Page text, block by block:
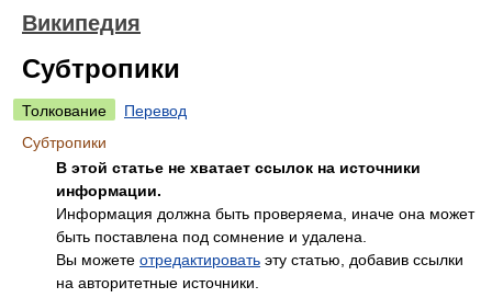
Википедия
Субтропики
Толкование
Перевод
Субтропики
В этой статье не хватает ссылок на источники
информации.
Информация должна быть проверяема, иначе она может
быть поставлена под сомнение и удалена.
Вы можете отредактировать эту статью, добавив ссылки
на авторитетные источники.